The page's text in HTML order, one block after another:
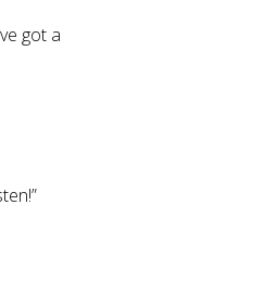
got a